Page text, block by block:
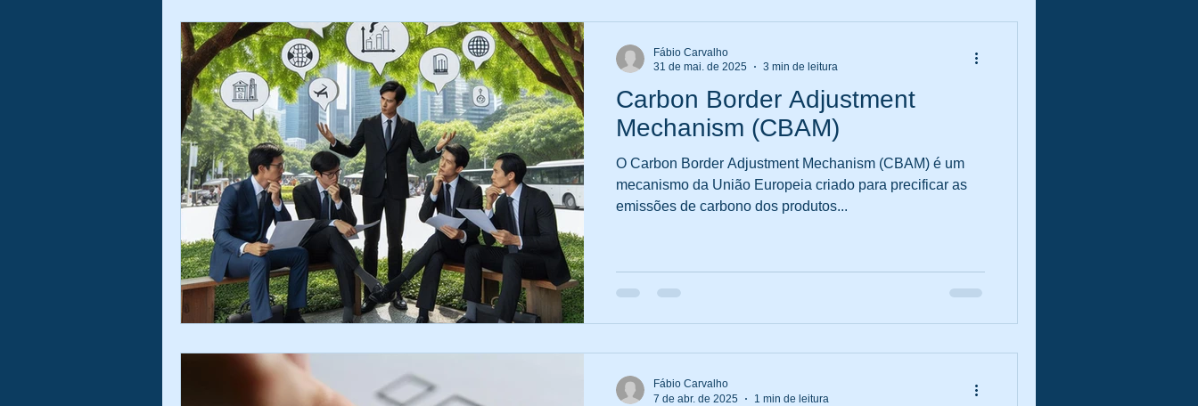
um contexto de
Carbon Border Adjustment
Mechanism (CBAM)
O Carbon Border Adjustment Mechanism (CBAM) é um
mecanismo da União Europeia criado para precificar as
emissões de carbono dos produtos...
Fábio Carvalho
31 de mai. de 2025
3 min de leitura
Fábio Carvalho
7 de abr. de 2025
1 min de leitura